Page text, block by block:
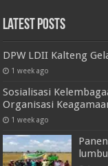
Latest Posts
DPW LDII Kalteng
1 week ago
Sosialisasi
Organisasi
1 week ago